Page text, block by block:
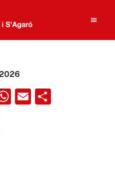
WhatsApp
Email